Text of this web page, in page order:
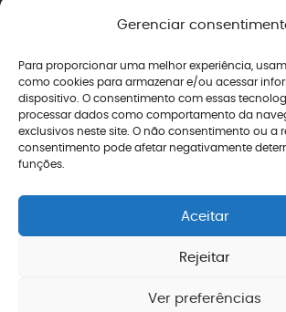
Gerenciar
Para proporcionar uma melhor experiência,
como cookies para armazenar e/ou acessar
dispositivo. O consentimento com essas
processar dados como comportamento da
exclusivos neste site. O não consentimento ou a
consentimento pode afetar negativamente
funções.
Aceitar
Rejeitar
Ver preferências
Segurança e
Política de privacidade
Termos de uso
Política editorial jurídica
Avaliações
CNPJ: 40.260.708/0001-04
2026 – Todos os direitos reservados |